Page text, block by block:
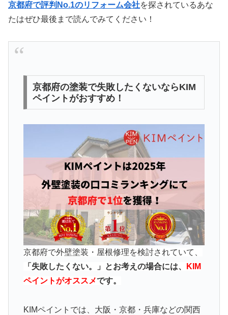
京都府で評判No.1のリフォーム会社を探されているあな
たはぜひ最後まで読んでみてください！
京都府の塗装で失敗したくないならKIM
ペイントがおすすめ！
京都府で外壁塗装・屋根修理を検討されていて、
「失敗したくない。」とお考えの場合には、
KIM
ペイントがオススメです。
KIMペイントでは、大阪・京都・兵庫などの関西